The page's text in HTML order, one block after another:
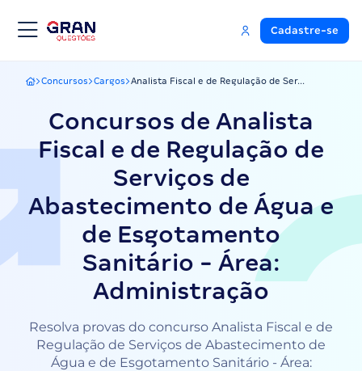
Cadastre-se
Gran Questões
Concursos Cargos Analista Fiscal e de Regulação de Ser...
Concursos de Analista
Fiscal e de Regulação de
Serviços de
Abastecimento de Água e
de Esgotamento
Sanitário - Área:
Administração
Resolva provas do concurso Analista Fiscal e de
Regulação de Serviços de Abastecimento de
Água e de Esgotamento Sanitário - Área: